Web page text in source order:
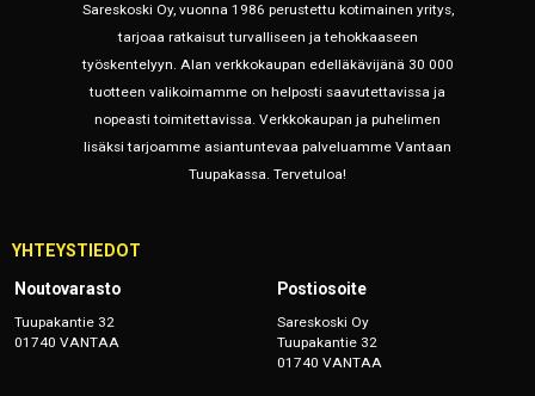
Sareskoski Oy, vuonna 1986 perustettu kotimainen yritys,
tarjoaa ratkaisut turvalliseen ja tehokkaaseen
työskentelyyn. Alan verkkokaupan edelläkävijänä 30 000
tuotteen valikoimamme on helposti saavutettavissa ja
nopeasti toimitettavissa. Verkkokaupan ja puhelimen
lisäksi tarjoamme asiantuntevaa palveluamme Vantaan
Tuupakassa. Tervetuloa!
YHTEYSTIEDOT
Noutovarasto
Tuupakantie 32
01740 VANTAA
Postiosoite
Sareskoski Oy
Tuupakantie 32
01740 VANTAA